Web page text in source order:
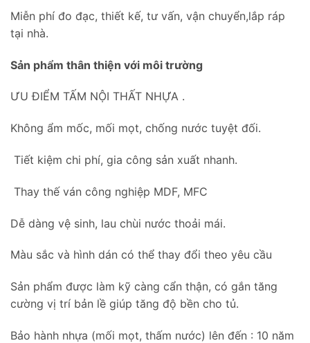
Miễn phí đo đạc, thiết kế, tư vấn, vận chuyển,lắp ráp
tại nhà.
Sản phẩm thân thiện với môi trường
ƯU ĐIỂM TẤM NỘI THẤT NHỰA .
Không ẩm mốc, mối mọt, chống nước tuyệt đối.
Tiết kiệm chi phí, gia công sản xuất nhanh.
Thay thế ván công nghiệp MDF, MFC
Dễ dàng vệ sinh, lau chùi nước thoải mái.
Màu sắc và hình dán có thể thay đổi theo yêu cầu
Sản phẩm được làm kỹ càng cẩn thận, có gắn tăng
cường vị trí bản lề giúp tăng độ bền cho tủ.
Bảo hành nhựa (mối mọt, thấm nước) lên đến : 10 năm